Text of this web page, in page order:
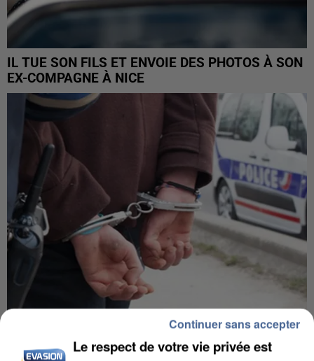
IL TUE SON FILS ET ENVOIE DES PHOTOS À SON
EX-COMPAGNE À NICE
L’UN DES FONDATEURS SUPPOSÉS DE LA DZ
MAFIA INTERPELLÉ EN ALGÉRIE
Le respect de votre vie privée est
Continuer sans accepter